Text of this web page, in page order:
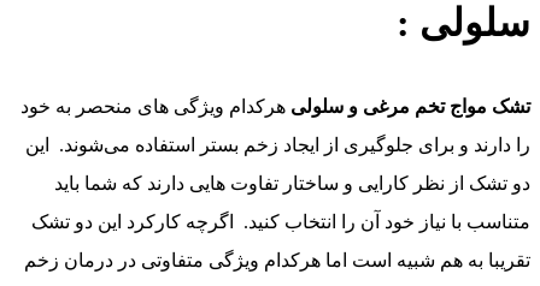
سلولی :
تشک مواج تخم مرغی و سلولی هرکدام ویژگی های منحصر به خود
را دارند و برای جلوگیری از ایجاد زخم بستر استفاده می‌شوند. این
دو تشک از نظر کارایی و ساختار تفاوت هایی دارند که شما باید
متناسب با نیاز خود آن را انتخاب کنید. اگرچه کارکرد این دو تشک
تقریبا به هم شبیه است اما هرکدام ویژگی متفاوتی در درمان زخم